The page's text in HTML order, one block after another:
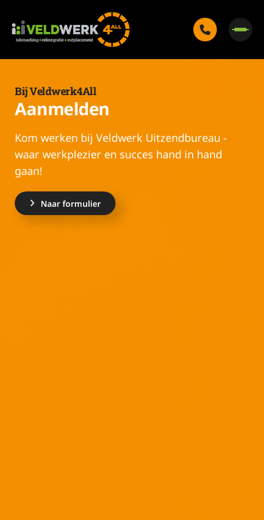
Bij Veldwerk4All
Aanmelden
Kom werken bij Veldwerk Uitzendbureau -
waar werkplezier en succes hand in hand
gaan!
Naar formulier